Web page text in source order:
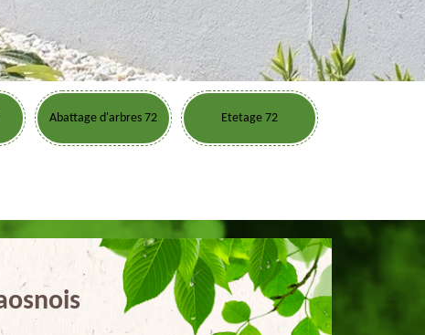
Abattage d'arbres 72 Etetage 72